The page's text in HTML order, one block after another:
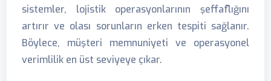
sistemler, lojistik operasyonlarının şeffaflığını
artırır ve olası sorunların erken tespiti sağlanır.
Böylece, müşteri memnuniyeti ve operasyonel
verimlilik en üst seviyeye çıkar.